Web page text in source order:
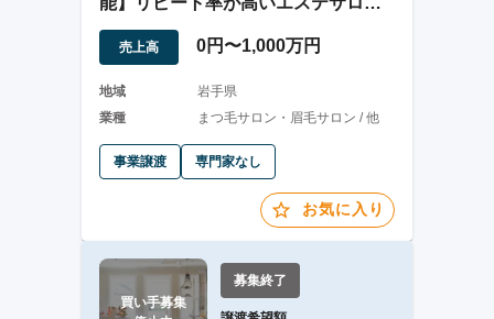
の譲渡
売上高 0円〜1,000万円
地域
岩手県
業種
まつ毛サロン・眉毛サロン / 他
事業譲渡 専門家なし
お気に入り
買い手募集
募集終了